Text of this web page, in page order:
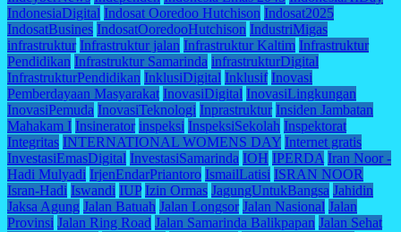
IndonesiaDigital Indosat Ooredoo Hutchison Indosat2025
IndosatBusines IndosatOoredooHutchison IndustriMigas
infrastruktur Infrastruktur jalan Infrastruktur Kaltim Infrastruktur
Pendidikan Infrastruktur Samarinda infrastrukturDigital
InfrastrukturPendidikan InklusiDigital Inklusif Inovasi
Pemberdayaan Masyarakat InovasiDigital InovasiLingkungan
InovasiPemuda InovasiTeknologi Inprastruktur Insiden Jambatan
Mahakam I Insinerator inspeksi InspeksiSekolah Inspektorat
Integritas INTERNATIONAL WOMENS DAY Internet gratis
InvestasiEmasDigital InvestasiSamarinda IOH IPERDA Iran Noor -
Hadi Mulyadi IrjenEndarPriantoro IsmailLatisi ISRAN NOOR
Isran-Hadi Iswandi IUP Izin Ormas JagungUntukBangsa Jahidin
Jaksa Agung Jalan Batuah Jalan Longsor Jalan Nasional Jalan
Provinsi Jalan Ring Road Jalan Samarinda Balikpapan Jalan Sehat